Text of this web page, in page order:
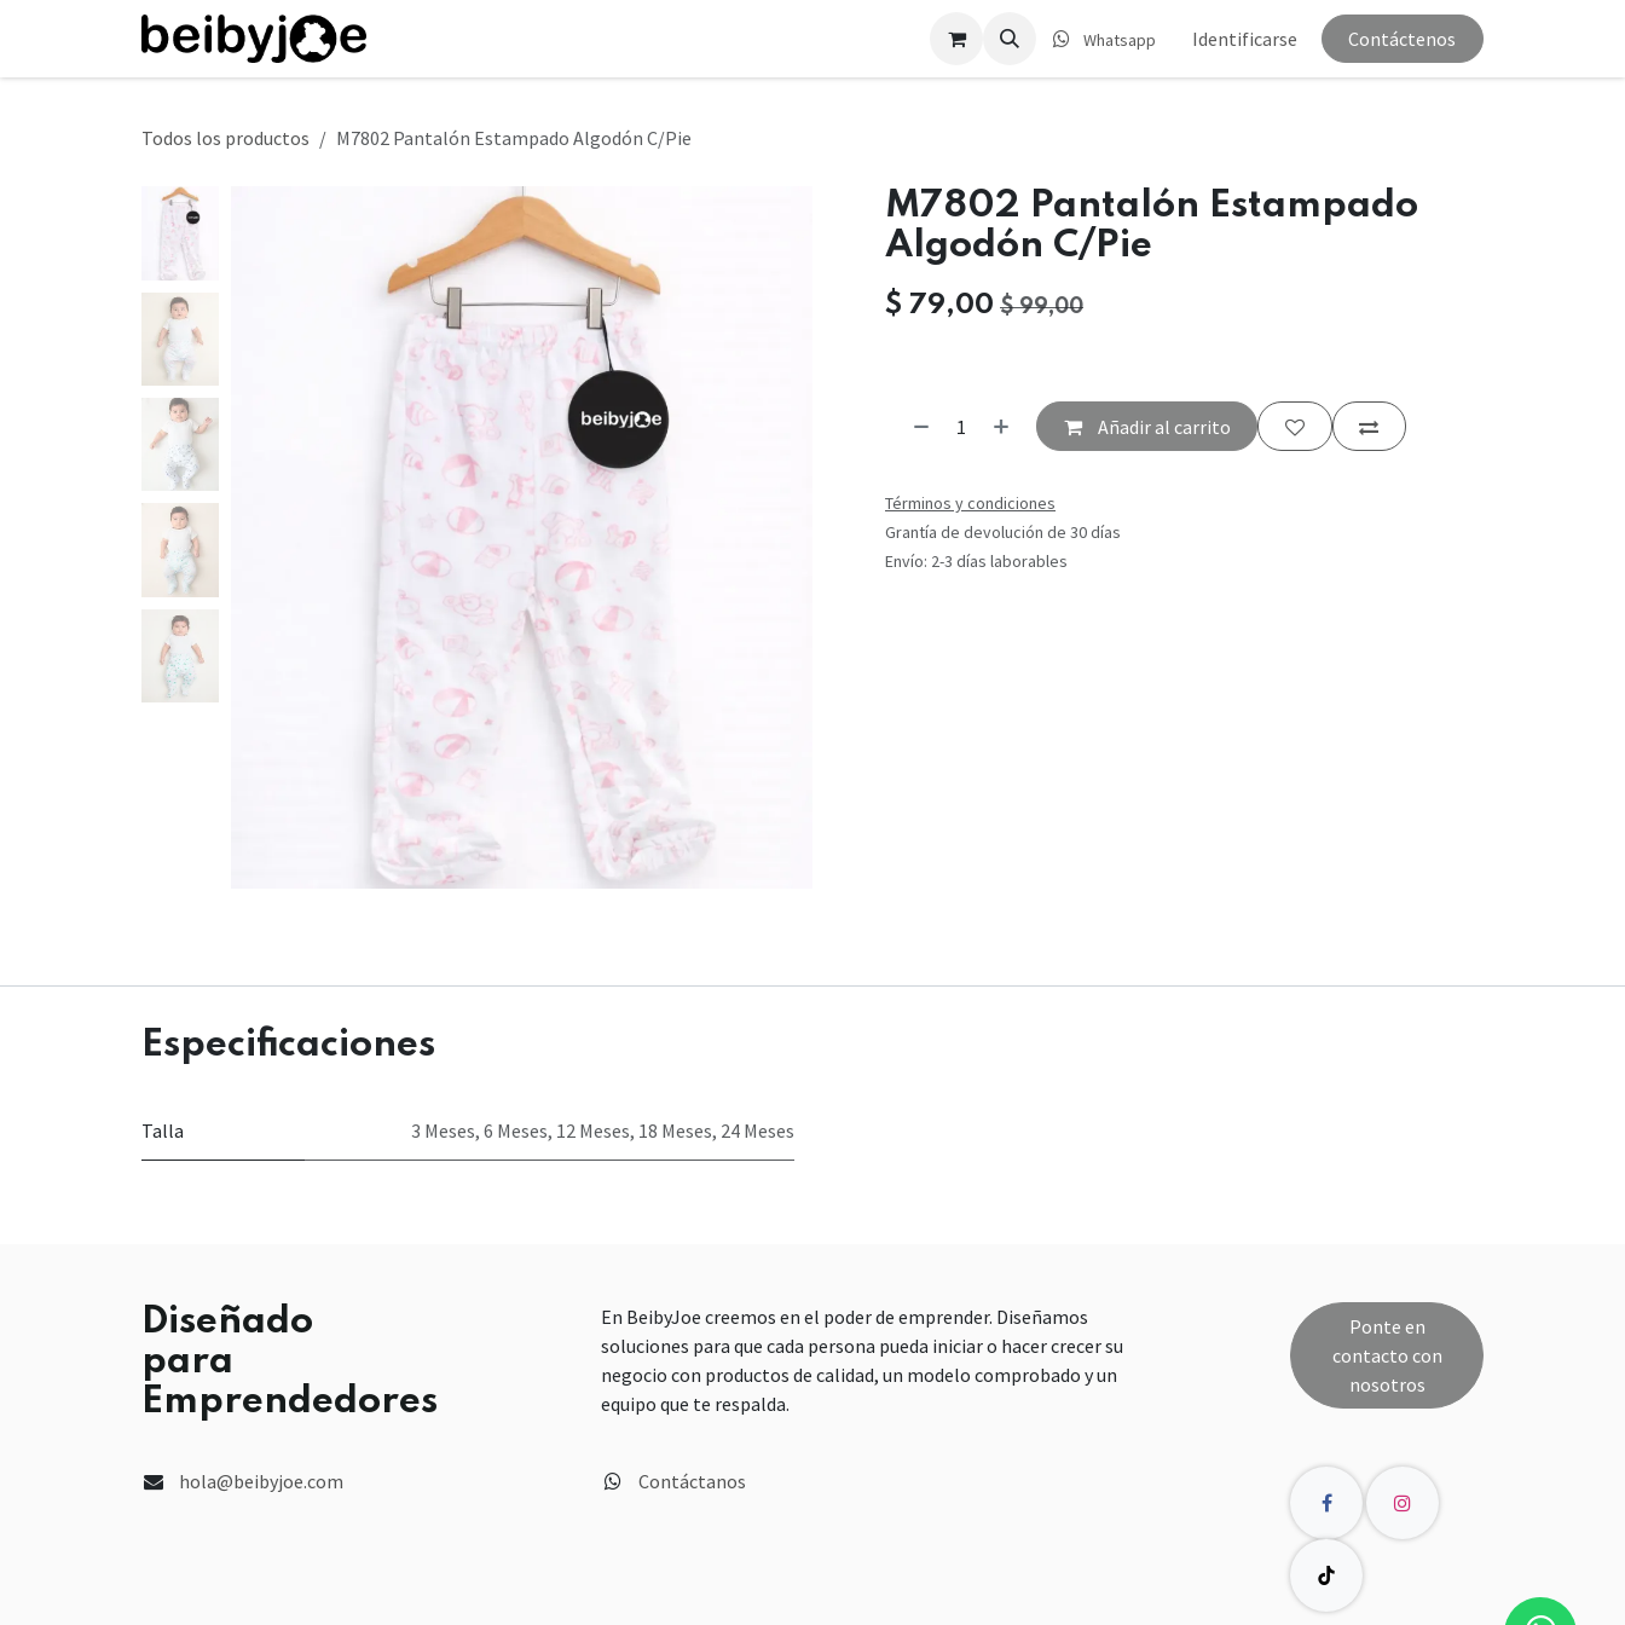
Cita Contáctenos
Whatsapp Identificarse Contáctenos
Todos los productos M7802 Pantalón Estampado Algodón C/Pie
M7802 Pantalón Estampado
Algodón C/Pie
$ 79,00 $99,00
Añadir al carrito
Términos y condiciones
Grantía de devolución de 30 días
Envío: 2-3 días laborables
Especificaciones
Talla 3 Meses, 6 Meses, 12 Meses, 18 Meses, 24 Meses
Diseñado
para
Emprendedores
En BeibyJoe creemos en el poder de emprender. Diseñamos
soluciones para que cada persona pueda iniciar o hacer crecer su
negocio con productos de calidad, un modelo comprobado y un
equipo que te respalda.
Ponte en
contacto con
nosotros
hola@beibyjoe.com Contáctanos